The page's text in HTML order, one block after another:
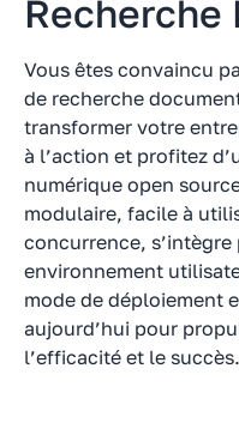
Recherche
Vous êtes convaincu
de recherche
transformer votre
à l’action et profitez
numérique open
modulaire, facile à
concurrence,
environnement
mode de déploiement
aujourd’hui pour
l’efficacité et le succès.